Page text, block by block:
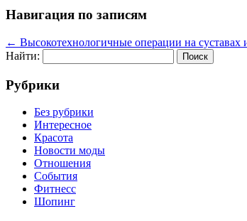
Навигация по записям
← Высокотехнологичные операции на
Найти:
Рубрики
Без рубрики
Интересное
Красота
Новости моды
Отношения
События
Фитнесс
Шопинг